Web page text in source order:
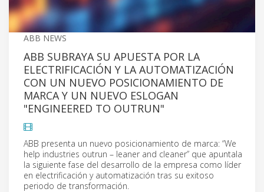
ABB NEWS
ABB SUBRAYA SU APUESTA POR LA
ELECTRIFICACIÓN Y LA AUTOMATIZACIÓN
CON UN NUEVO POSICIONAMIENTO DE
MARCA Y UN NUEVO ESLOGAN
"ENGINEERED TO OUTRUN"
ABB presenta un nuevo posicionamiento de marca: “We
help industries outrun – leaner and cleaner” que apuntala
la siguiente fase del desarrollo de la empresa como líder
en electrificación y automatización tras su exitoso
periodo de transformación.